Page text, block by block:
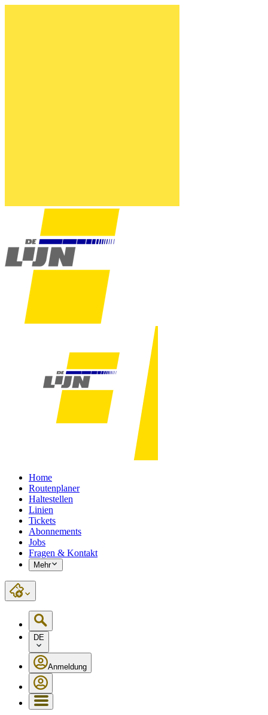
Home
Routenplaner
Haltestellen
Linien
Tickets
Abonnements
Jobs
Fragen & Kontakt
Mehr
DE
Anmeldung